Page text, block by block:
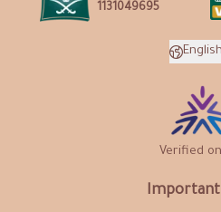
Important
1131049695
English
Verified on